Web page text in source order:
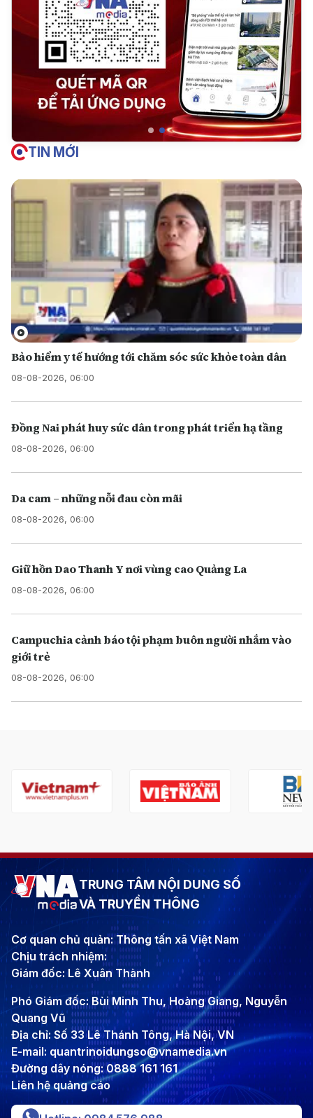
TIN MỚI
Bảo hiểm y tế hướng tới chăm sóc sức khỏe toàn dân
08-08-2026, 06:00
Đồng Nai phát huy sức dân trong phát triển hạ tầng
08-08-2026, 06:00
Da cam – những nỗi đau còn mãi
08-08-2026, 06:00
Giữ hồn Dao Thanh Y nơi vùng cao Quảng La
08-08-2026, 06:00
Campuchia cảnh báo tội phạm buôn người nhắm vào
giới trẻ
08-08-2026, 06:00
TRUNG TÂM NỘI DUNG SỐ
VÀ TRUYỀN THÔNG
Cơ quan chủ quản: Thông tấn xã Việt Nam
Chịu trách nhiệm:
Giám đốc: Lê Xuân Thành
Phó Giám đốc: Bùi Minh Thu, Hoàng Giang, Nguyễn
Quang Vũ
Địa chỉ: Số 33 Lê Thánh Tông, Hà Nội, VN
E-mail: quantrinoidungso@vnamedia.vn
Đường dây nóng: 0888 161 161
Liên hệ quảng cáo